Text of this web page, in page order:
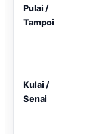
Pulai /
Tampoi
Kulai /
Senai